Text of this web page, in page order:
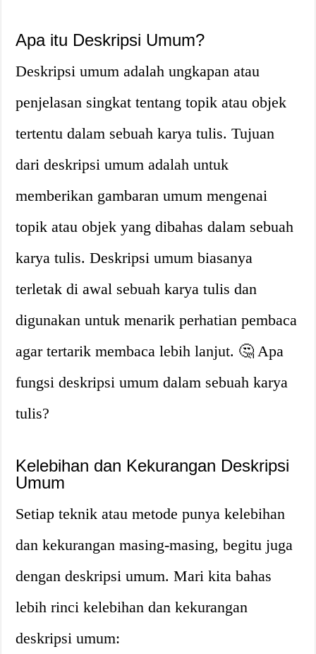
Apa itu Deskripsi Umum?
Deskripsi umum adalah ungkapan atau
penjelasan singkat tentang topik atau objek
tertentu dalam sebuah karya tulis. Tujuan
dari deskripsi umum adalah untuk
memberikan gambaran umum mengenai
topik atau objek yang dibahas dalam sebuah
karya tulis. Deskripsi umum biasanya
terletak di awal sebuah karya tulis dan
digunakan untuk menarik perhatian pembaca
agar tertarik membaca lebih lanjut. 🤔 Apa
fungsi deskripsi umum dalam sebuah karya
tulis?
Kelebihan dan Kekurangan Deskripsi
Umum
Setiap teknik atau metode punya kelebihan
dan kekurangan masing-masing, begitu juga
dengan deskripsi umum. Mari kita bahas
lebih rinci kelebihan dan kekurangan
deskripsi umum: